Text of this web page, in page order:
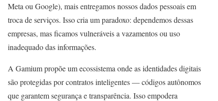
Meta ou Google), mais entregamos nossos dados pessoais em
troca de serviços. Isso cria um paradoxo: dependemos dessas
empresas, mas ficamos vulneráveis a vazamentos ou uso
inadequado das informações.
A Gamium propõe um ecossistema onde as identidades digitais
são protegidas por contratos inteligentes — códigos autônomos
que garantem segurança e transparência. Isso empodera